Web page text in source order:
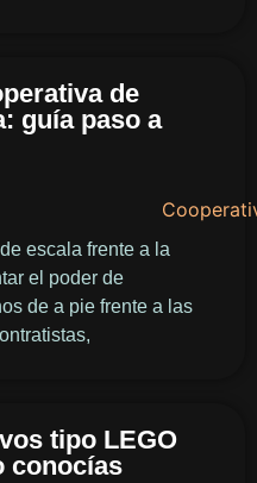
de
guía paso a
escala frente a la
el poder de
de a pie frente a las
tipo LEGO
conocías